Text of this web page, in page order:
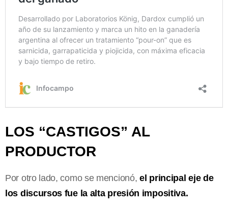
LOS “CASTIGOS” AL
PRODUCTOR
Por otro lado, como se mencionó,el principal eje de
los discursos fue la alta presión impositiva.